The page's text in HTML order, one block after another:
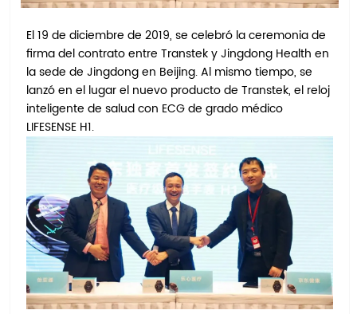
El 19 de diciembre de 2019, se celebró la ceremonia de
firma del contrato entre Transtek y Jingdong Health en
la sede de Jingdong en Beijing. Al mismo tiempo, se
lanzó en el lugar el nuevo producto de Transtek, el reloj
inteligente de salud con ECG de grado médico
LIFESENSE H1.